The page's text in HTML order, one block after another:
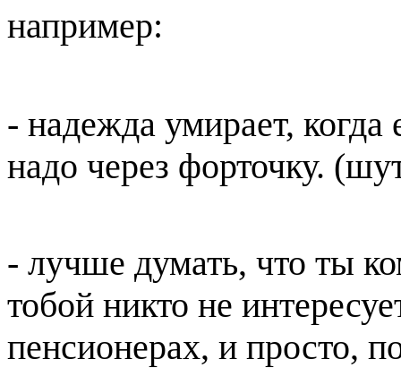
например:
- надежда умирает,
надо через форточку.
- лучше думать, что ты
тобой никто не
пенсионерах, и просто,